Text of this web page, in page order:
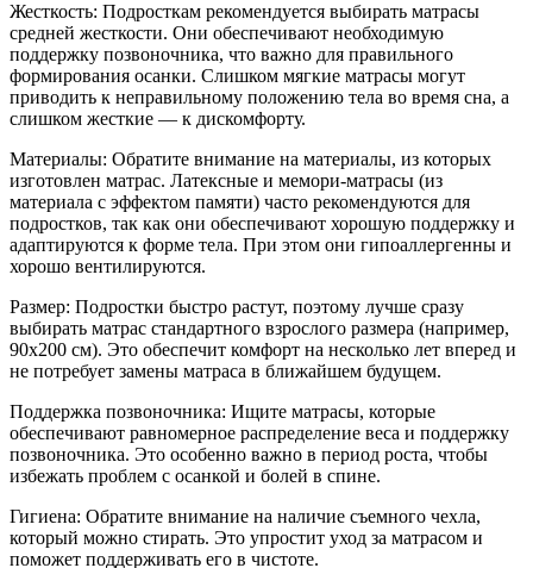
Жесткость: Подросткам рекомендуется выбирать матрасы
средней жесткости. Они обеспечивают необходимую
поддержку позвоночника, что важно для правильного
формирования осанки. Слишком мягкие матрасы могут
приводить к неправильному положению тела во время сна, а
слишком жесткие — к дискомфорту.
Материалы: Обратите внимание на материалы, из которых
изготовлен матрас. Латексные и мемори-матрасы (из
материала с эффектом памяти) часто рекомендуются для
подростков, так как они обеспечивают хорошую поддержку и
адаптируются к форме тела. При этом они гипоаллергенны и
хорошо вентилируются.
Размер: Подростки быстро растут, поэтому лучше сразу
выбирать матрас стандартного взрослого размера (например,
90x200 см). Это обеспечит комфорт на несколько лет вперед и
не потребует замены матраса в ближайшем будущем.
Поддержка позвоночника: Ищите матрасы, которые
обеспечивают равномерное распределение веса и поддержку
позвоночника. Это особенно важно в период роста, чтобы
избежать проблем с осанкой и болей в спине.
Гигиена: Обратите внимание на наличие съемного чехла,
который можно стирать. Это упростит уход за матрасом и
поможет поддерживать его в чистоте.